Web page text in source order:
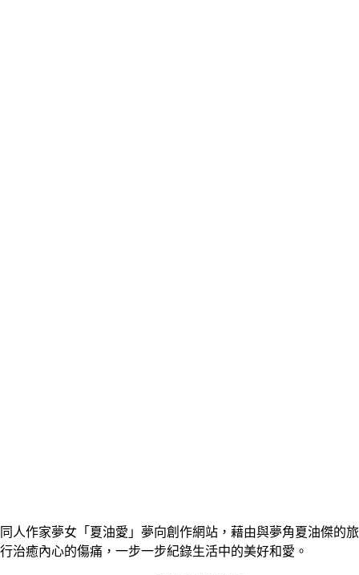
同人作家夢女「夏油愛」夢向創作網站，藉由與夢角夏油傑的旅
行治癒內心的傷痛，一步一步紀錄生活中的美好和愛。